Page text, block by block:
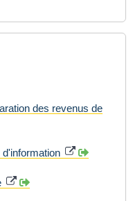
des revenus de